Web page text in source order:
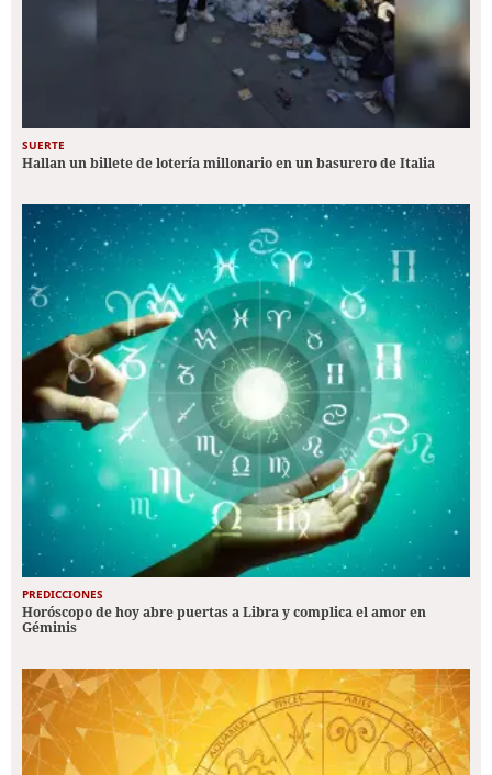
SUERTE
Hallan un billete de lotería millonario en un basurero de Italia
PREDICCIONES
Horóscopo de hoy abre puertas a Libra y complica el amor en
Géminis